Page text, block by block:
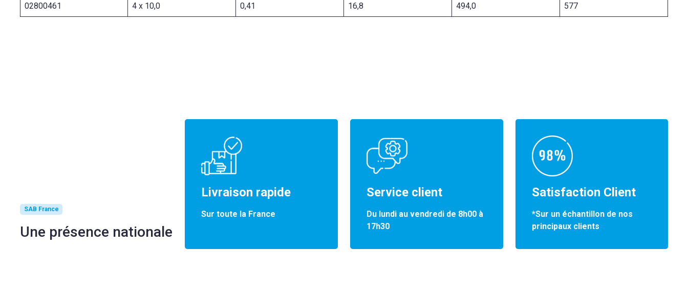
02800461 4 x 10,0 0,41 16,8 494,0 577
SAB France
Une présence nationale
Livraison rapide
Sur toute la France
Service client
Du lundi au vendredi de 8h00 à
17h30
Satisfaction Client
*Sur un échantillon de nos
principaux clients